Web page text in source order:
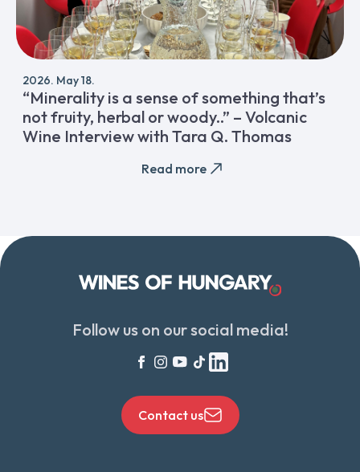
2026. May 18.
“Minerality is a sense of something that’s
not fruity, herbal or woody..” – Volcanic
Wine Interview with Tara Q. Thomas
Read more
Follow us on our social media!
Contact us